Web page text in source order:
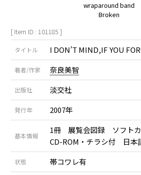
wraparound band
Broken
[ Item ID : 101185 ]
タイトル I DON’T MIND,IF YOU
著者/作家 奈良美智
出版社 淡交社
発行年 2007年
基本情報
1冊 展覧会図録 ソフト
CD-ROM・チラシ付 日本
状態 帯コワレ有